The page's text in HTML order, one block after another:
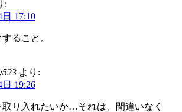
:
日 17:10
ること。
より:
日 19:26
取り入れたいか…それは、間違いなく